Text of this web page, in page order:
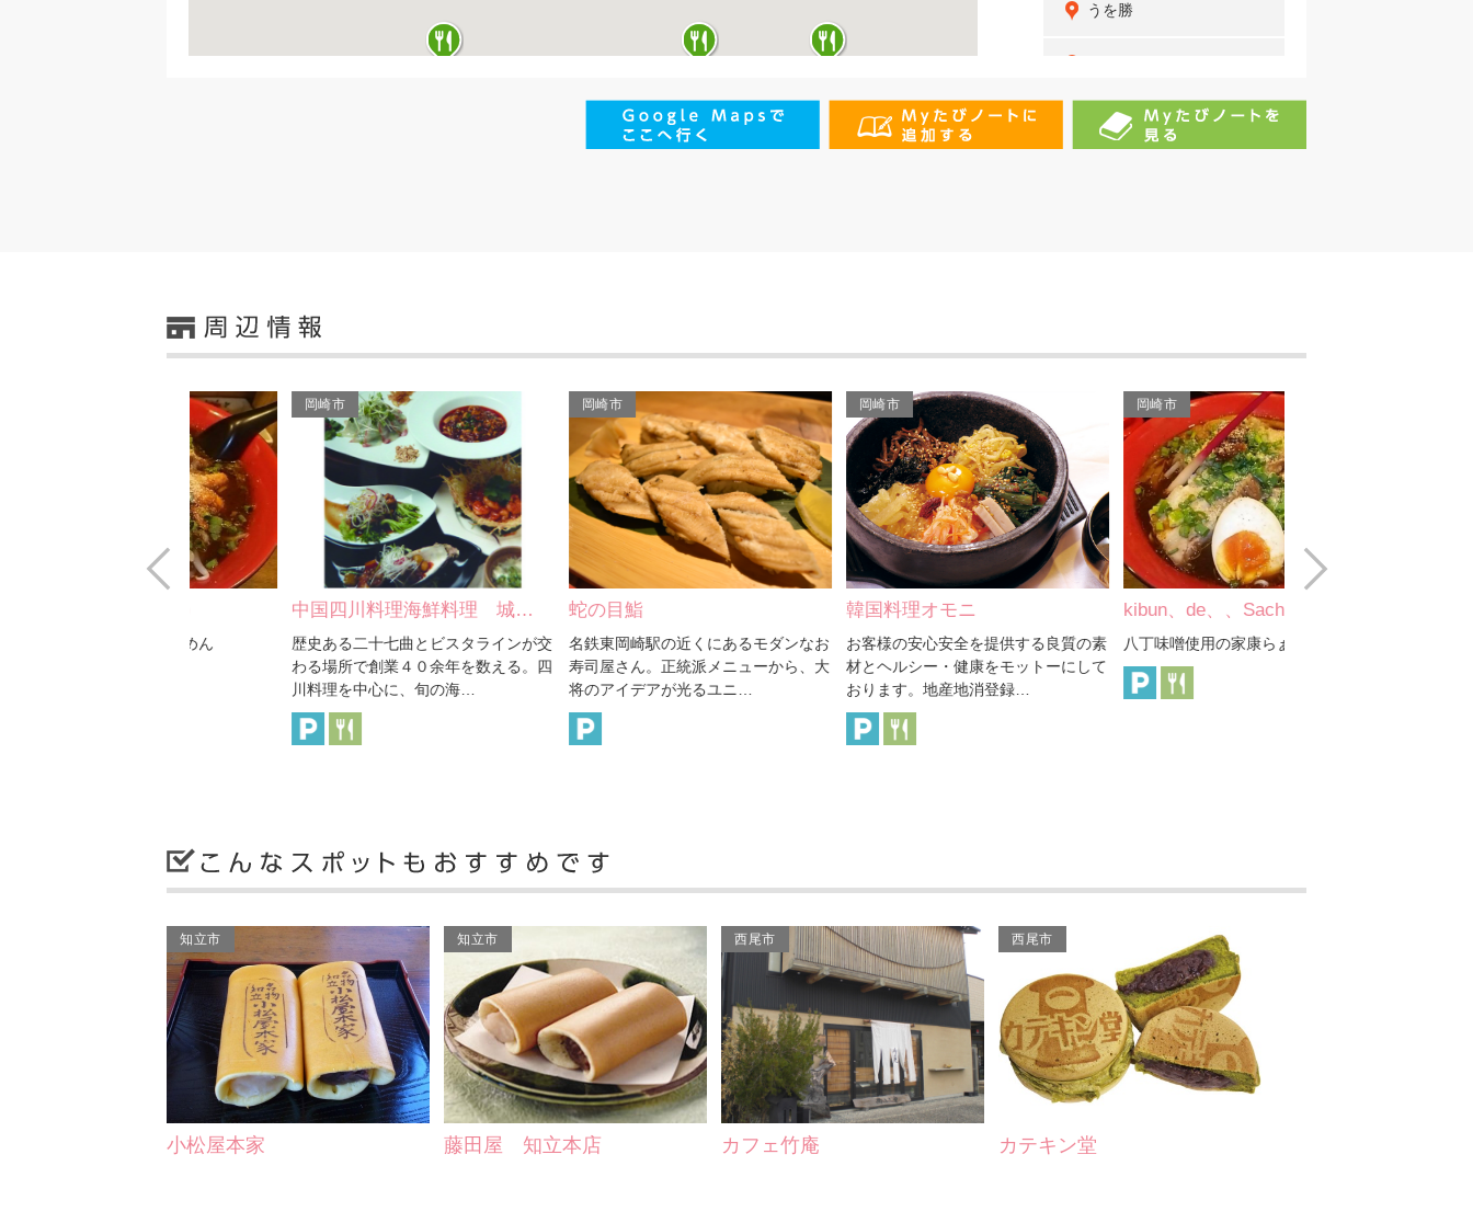
うを勝
テル内）
藤棚売店
懐石達磨
地産地消レストラン味く
りげ
伊賀大正庵
三八本店
キャナリー・ロゥ
咲蔵屋
レマン
かも川本店
三河ラーメン日本晴れ
岡崎市
中国四川料理海鮮料理 城…
歴史ある二十七曲とビスタラインが交
わる場所で創業４０余年を数える。四
川料理を中心に、旬の海…
岡崎市
蛇の目鮨
名鉄東岡崎駅の近くにあるモダンなお
寿司屋さん。正統派メニューから、大
将のアイデアが光るユニ…
岡崎市
韓国料理オモニ
お客様の安心安全を提供する良質の素
材とヘルシー・健康をモットーにして
おります。地産地消登録…
kibun、de、、Sachio
八丁味噌使用の家康らぁめん
Prev
知立市
小松屋本家
知立市
藤田屋 知立本店
西尾市
カフェ竹庵
西尾市
カテキン堂